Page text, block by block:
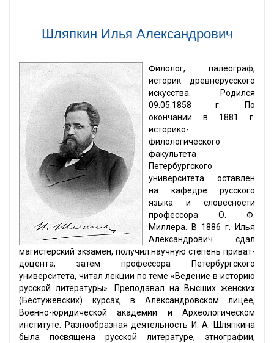
Шляпкин Илья Александрович
Филолог, палеограф,
историк древнерусского
искусства. Родился
09.05.1858 г. По
окончании в 1881 г.
историко-
филологического
факультета
Петербургского
университета оставлен
на кафедре русского
языка и словесности
профессора О. Ф.
Миллера. В 1886 г. Илья
Александрович сдал
магистерский экзамен, получил научную степень приват-
доцента, затем профессора Петербургского
университета, читал лекции по теме «Ведение в историю
русской литературы». Преподавал на Высших женских
(Бестужевских) курсах, в Александровском лицее,
Военно-юридической академии и Археологическом
институте. Разнообразная деятельность И. А. Шляпкина
была посвящена русской литературе, этнографии,